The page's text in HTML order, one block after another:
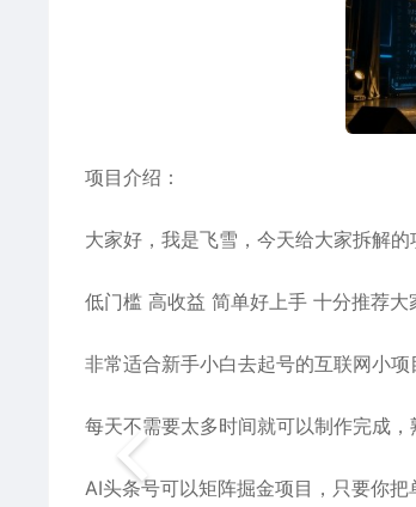
项目介绍：
大家好，我是飞雪，今天给大家拆解
低门槛 高收益 简单好上手 十分推荐大
非常适合新手小白去起号的互联网小项
每天不需要太多时间就可以制作完成，
AI头条号可以矩阵掘金项目，只要你把